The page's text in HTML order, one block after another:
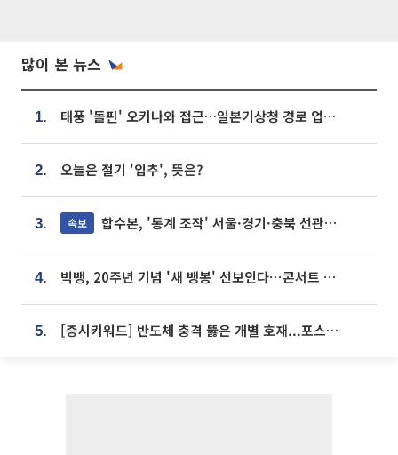
많이 본 뉴스
1. 태풍 '돌핀' 오키나와 접근…일본기상청 경로 업데이트
2. 오늘은 절기 '입추', 뜻은?
3. 속보 합수본, '통계 조작' 서울·경기·충북 선관위 등 추가 압수수색
4. 빅뱅, 20주년 기념 '새 뱅봉' 선보인다⋯콘서트 앞두고 팝업 개최
5. [증시키워드] 반도체 충격 뚫은 개별 호재...포스코퓨처엠·에코프로·한화솔루션 '눈길'